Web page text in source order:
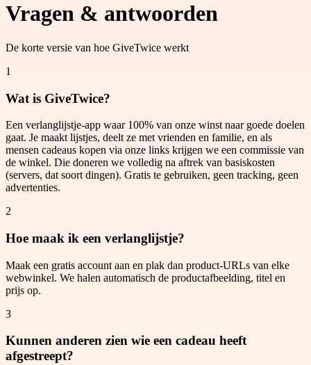
Vragen & antwoorden
De korte versie van hoe GiveTwice werkt
1
Wat is GiveTwice?
Een verlanglijstje-app waar 100% van onze winst naar goede doelen
gaat. Je maakt lijstjes, deelt ze met vrienden en familie, en als
mensen cadeaus kopen via onze links krijgen we een commissie van
de winkel. Die doneren we volledig na aftrek van basiskosten
(servers, dat soort dingen). Gratis te gebruiken, geen tracking, geen
advertenties.
2
Hoe maak ik een verlanglijstje?
Maak een gratis account aan en plak dan product-URLs van elke
webwinkel. We halen automatisch de productafbeelding, titel en
prijs op.
3
Kunnen anderen zien wie een cadeau heeft
afgestreept?